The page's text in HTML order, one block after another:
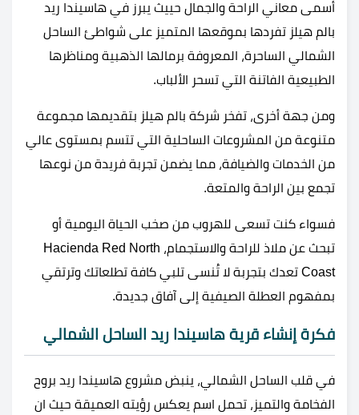
أسمى معاني الراحة والجمال حييث يبرز في هاسيندا ريد
بالم هيلز تفردها بموقعها المتميز على شواطئ الساحل
الشمالي الساحرة، المعروفة برمالها الذهبية ومناظرها
الطبيعية الفاتنة التي تسحر الألباب.
ومن جهة أخرى، تفخر شركة بالم هيلز بتقديمها مجموعة
متنوعة من المشروعات الساحلية التي تتسم بمستوى عالي
من الخدمات والضيافة، مما يضمن تجربة فريدة من نوعها
تجمع بين الراحة والمتعة.
فسواء كنت تسعى للهروب من صخب الحياة اليومية أو
تبحث عن ملاذ للراحة والاستجمام، Hacienda Red North
Coast تعدك بتجربة لا تُنسى تلبي كافة تطلعاتك وترتقي
بمفهوم العطلة الصيفية إلى آفاق جديدة.
فكرة إنشاء قرية هاسيندا ريد الساحل الشمالي
في قلب الساحل الشمالي، ينبض مشروع هاسيندا ريد بروح
الفخامة والتميز، تحمل اسم يعكس رؤيته العميقة حيث ان